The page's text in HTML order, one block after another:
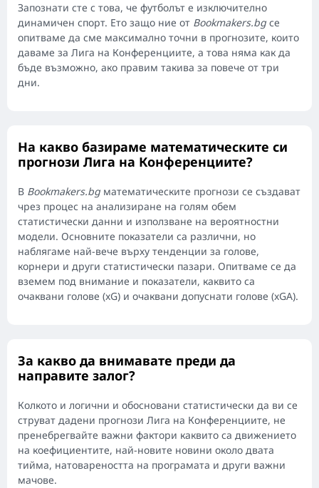
Запознати сте с това, че футболът е изключително
динамичен спорт. Ето защо ние от Bookmakers.bg се
опитваме да сме максимално точни в прогнозите, които
даваме за Лига на Конференциите, а това няма как да
бъде възможно, ако правим такива за повече от три
дни.
На какво базираме математическите си
прогнози Лига на Конференциите?
В Bookmakers.bg математическите прогнози се създават
чрез процес на анализиране на голям обем
статистически данни и използване на вероятностни
модели. Основните показатели са различни, но
наблягаме най-вече върху тенденции за голове,
корнери и други статистически пазари. Опитваме се да
вземем под внимание и показатели, каквито са
очаквани голове (xG) и очаквани допуснати голове (xGA).
За какво да внимавате преди да
направите залог?
Колкото и логични и обосновани статистически да ви се
струват дадени прогнози Лига на Конференциите, не
пренебрегвайте важни фактори каквито са движението
на коефициентите, най-новите новини около двата
тийма, натовареността на програмата и други важни
мачове.